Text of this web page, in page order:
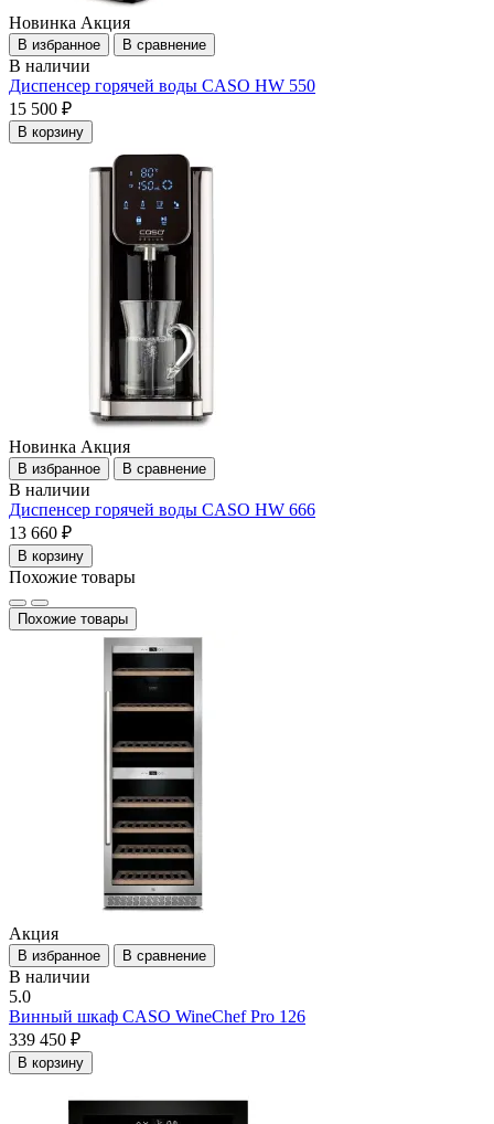
Новинка Акция
В избранное В сравнение
В наличии
Диспенсер горячей воды CASO HW 550
15 500 ₽
В корзину
Новинка Акция
В избранное В сравнение
В наличии
Диспенсер горячей воды CASO HW 666
13 660 ₽
В корзину
Похожие товары
Похожие товары
Акция
В избранное В сравнение
В наличии
5.0
Винный шкаф CASO WineChef Pro 126
339 450 ₽
В корзину